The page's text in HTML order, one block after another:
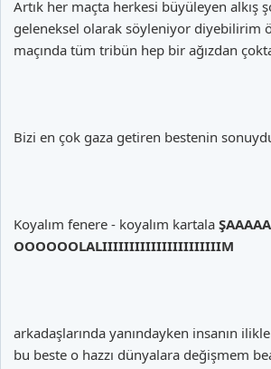
Artık her maçta herkesi büyüleyen alkış
geleneksel olarak söyleniyor diyebilirim
maçında tüm tribün hep bir ağızdan
Bizi en çok gaza getiren bestenin
Koyalım fenere - koyalım kartala
OOOOOOLALIIIIIIIIIIIIIIIIIIIIIIM
arkadaşlarında yanındayken insanın
bu beste o hazzı dünyalara değişmem